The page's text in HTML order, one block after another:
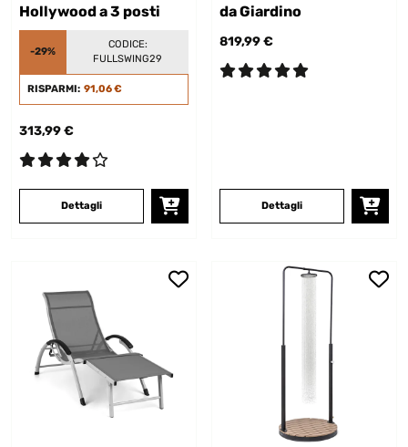
Hollywood a 3 posti
-29%
CODICE:
FULLSWING29
RISPARMI: 91,06 €
313,99 €
Dettagli
da Giardino
819,99 €
Dettagli